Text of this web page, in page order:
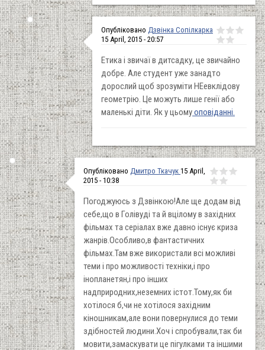
Опубліковано Дзвінка Сопілкарка
15 April, 2015 - 20:57
Етика і звичаї в дитсадку, це звичайно
добре. Але студент уже занадто
дорослий щоб зрозуміти НЕевклідову
геометрію. Це можуть лише генії або
маленькі діти. Як у цьомуоповіданні.
Опубліковано Дмитро Ткачук 15 April,
2015 - 10:38
Погоджуюсь з Дзвінкою!Але ще додам від
себе,що в Голівуді та й вцілому в західних
фільмах та серіалах вже давно існує криза
жанрів.Особливо,в фантастичних
фільмах.Там вже використали всі можливі
теми і про можливості техніки,і про
інопланетян,і про інших
надприродних,неземних істот.Тому,як би
хотілося б,чи не хотілося західним
кіношникам,але вони повернулися до теми
здібностей людини.Хоч і спробували,так би
мовити,замаскувати це пігулками та іншими